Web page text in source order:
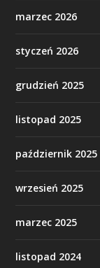
marzec 2026
styczeń 2026
grudzień 2025
listopad 2025
październik 2025
wrzesień 2025
marzec 2025
listopad 2024